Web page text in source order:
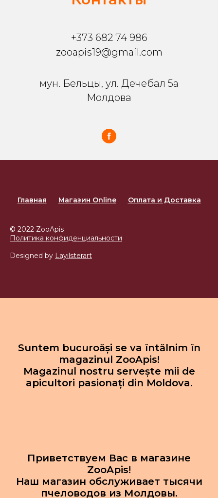
+373 682 74 986
zooapis19@gmail.com
мун. Бельцы, ул. Дечебал 5a
Молдова
Главная Магазин Online Оплата и Доставка
© 2022 ZooApis
Политика конфиденциальности
Designed by Layilsterart
Suntem bucuroăși se va întălnim în
magazinul ZooApis!
Magazinul nostru servește mii de
apicultori pasionați din Moldova.
Приветствуем Вас в магазине
ZooApis!
Наш магазин обслуживает тысячи
пчеловодов из Молдовы.